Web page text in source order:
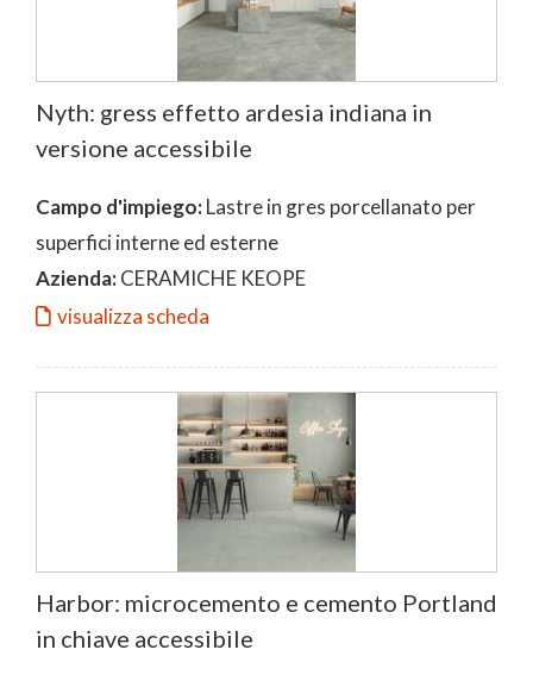
Nyth: gress effetto ardesia indiana in
versione accessibile
Campo d'impiego:Lastre in gres porcellanato per
superfici interne ed esterne
Azienda:CERAMICHE KEOPE
visualizza scheda
Harbor: microcemento e cemento Portland
in chiave accessibile